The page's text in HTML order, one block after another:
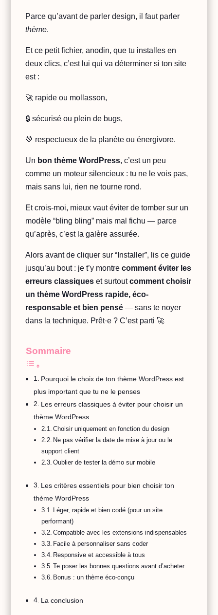
Parce qu’avant de parler design, il faut parler
thème.
Et ce petit fichier, anodin, que tu installes en
deux clics, c’est lui qui va déterminer si ton site
est :
🚀 rapide ou mollasson,
🔒 sécurisé ou plein de bugs,
💚 respectueux de la planète ou énergivore.
Un bon thème WordPress, c’est un peu
comme un moteur silencieux : tu ne le vois pas,
mais sans lui, rien ne tourne rond.
Et crois-moi, mieux vaut éviter de tomber sur un
modèle “bling bling” mais mal fichu — parce
qu’après, c’est la galère assurée.
Alors avant de cliquer sur “Installer”, lis ce guide
jusqu’au bout : je t’y montrecomment éviter les
erreurs classiques et surtoutcomment choisir
un thème WordPress rapide, éco-
responsable et bien pensé — sans te noyer
dans la technique. Prêt·e ? C’est parti 🚀
Sommaire
Pourquoi le choix de ton thème WordPress est
plus important que tu ne le penses
Les erreurs classiques à éviter pour choisir un
thème WordPress
Choisir uniquement en fonction du design
Ne pas vérifier la date de mise à jour ou le
support client
Oublier de tester la démo sur mobile
Les critères essentiels pour bien choisir ton
thème WordPress
Léger, rapide et bien codé (pour un site
performant)
Compatible avec les extensions indispensables
Facile à personnaliser sans coder
Responsive et accessible à tous
Te poser les bonnes questions avant d’acheter
Bonus : un thème éco-conçu
La conclusion